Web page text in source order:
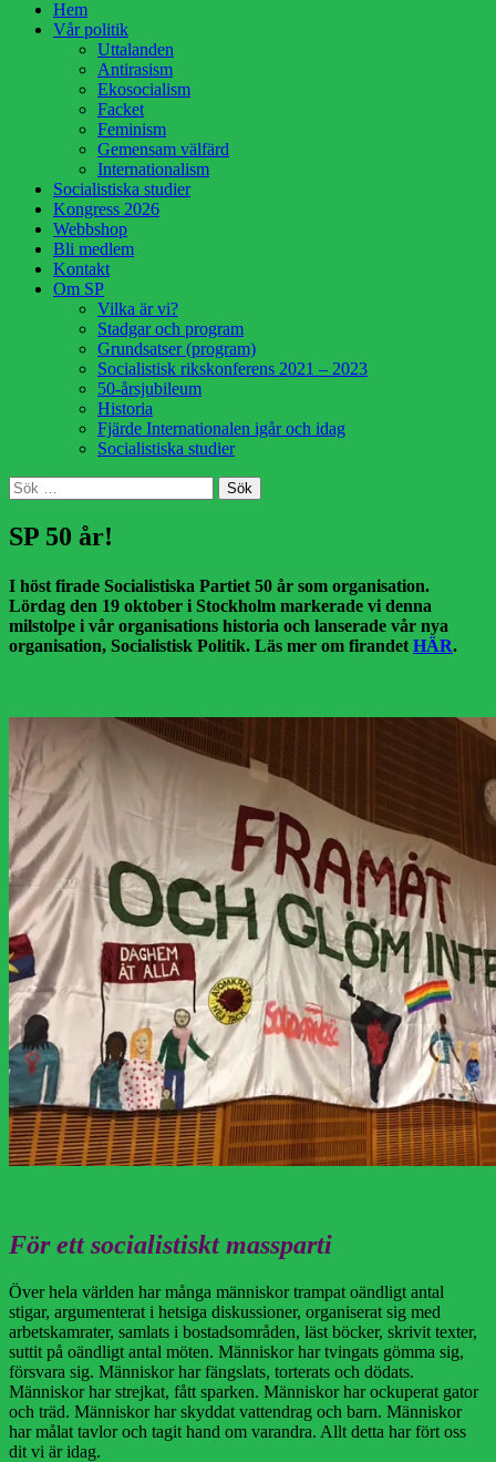
HoppaHem
Vår politik
Uttalanden
Antirasism
Ekosocialism
Facket
Feminism
Gemensam välfärd
Internationalism
Socialistiska studier
Kongress 2026
Webbshop
Bli medlem
Kontakt
Om SP
Vilka är vi?
Stadgar och program
Grundsatser (program)
Socialistisk rikskonferens 2021 – 2023
50-årsjubileum
Historia
Fjärde Internationalen igår och idag
Socialistiska studier
Sök
Sök
efter:
SP 50 år!
I höst firade Socialistiska Partiet 50 år som organisation.
Lördag den 19 oktober i Stockholm markerade vi denna
milstolpe i vår organisations historia och lanserade vår nya
organisation, Socialistisk Politik. Läs mer om firandet HÄR.
För ett socialistiskt massparti
Över hela världen har många människor trampat oändligt antal
stigar, argumenterat i hetsiga diskussioner, organiserat sig med
arbetskamrater, samlats i bostadsområden, läst böcker, skrivit texter,
suttit på oändligt antal möten. Människor har tvingats gömma sig,
försvara sig. Människor har fängslats, torterats och dödats.
Människor har strejkat, fått sparken. Människor har ockuperat gator
och träd. Människor har skyddat vattendrag och barn. Människor
har målat tavlor och tagit hand om varandra. Allt detta har fört oss
dit vi är idag.